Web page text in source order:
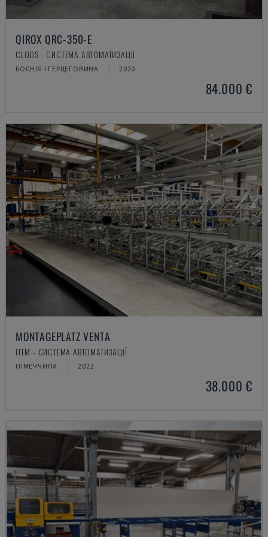
QIROX QRC-350-E
CLOOS - СИСТЕМА АВТОМАТИЗАЦІЇ
БОСНІЯ І ГЕРЦЕГОВИНА 2020
84.000 €
MONTAGEPLATZ VENTA
ITEM - СИСТЕМА АВТОМАТИЗАЦІЇ
НІМЕЧЧИНА 2022
38.000 €